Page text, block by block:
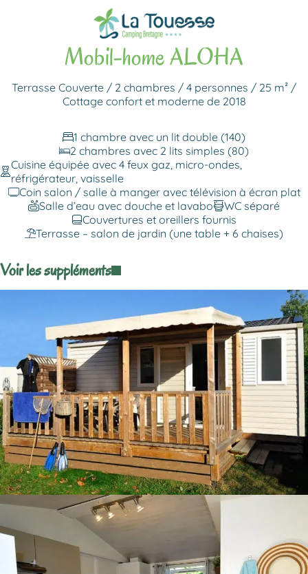
Revenir aux locations
Mobil-home ALOHA
Terrasse Couverte / 2 chambres / 4 personnes / 25 m² /
Cottage confort et moderne de 2018
1 chambre avec un lit double (140)
2 chambres avec 2 lits simples (80)
Cuisine équipée avec 4 feux gaz, micro-ondes,
réfrigérateur, vaisselle
Coin salon / salle à manger avec télévision à écran plat
Salle d’eau avec douche et lavabo
WC séparé
Couvertures et oreillers fournis
Terrasse – salon de jardin (une table + 6 chaises)
Voir les suppléments